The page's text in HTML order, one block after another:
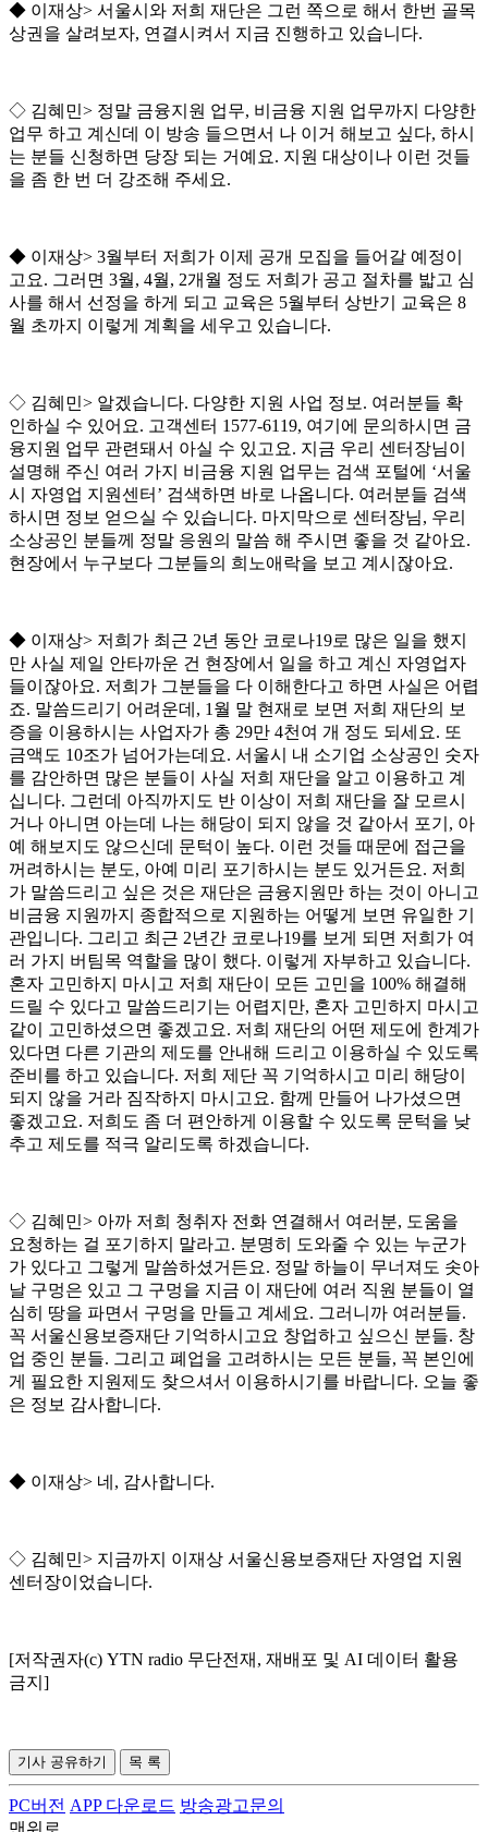
◆ 이재상> 서울시와 저희 재단은 그런 쪽으로 해서 한번 골목
상권을 살려보자, 연결시켜서 지금 진행하고 있습니다.
◇ 김혜민> 정말 금융지원 업무, 비금융 지원 업무까지 다양한
업무 하고 계신데 이 방송 들으면서 나 이거 해보고 싶다, 하시
는 분들 신청하면 당장 되는 거예요. 지원 대상이나 이런 것들
을 좀 한 번 더 강조해 주세요.
◆ 이재상> 3월부터 저희가 이제 공개 모집을 들어갈 예정이
고요. 그러면 3월, 4월, 2개월 정도 저희가 공고 절차를 밟고 심
사를 해서 선정을 하게 되고 교육은 5월부터 상반기 교육은 8
월 초까지 이렇게 계획을 세우고 있습니다.
◇ 김혜민> 알겠습니다. 다양한 지원 사업 정보 . 여러분들 확
인하실 수 있어요. 고객센터 1577-6119, 여기에 문의하시면 금
융지원 업무 관련돼서 아실 수 있고요. 지금 우리 센터장님이
설명해 주신 여러 가지 비금융 지원 업무는 검색 포털에 ‘서울
시 자영업 지원센터 ’ 검색하면 바로 나옵니다. 여러분들 검색
하시면 정보 얻으실 수 있습니다. 마지막으로 센터장님, 우리
소상공인 분들께 정말 응원의 말씀 해 주시면 좋을 것 같아요.
현장에서 누구보다 그분들의 희노애락을 보고 계시잖아요.
◆ 이재상> 저희가 최근 2년 동안 코로나19로 많은 일을 했지
만 사실 제일 안타까운 건 현장에서 일을 하고 계신 자영업자
들이잖아요. 저희가 그분들을 다 이해한다고 하면 사실은 어렵
죠. 말씀드리기 어려운데 , 1 월 말 현재로 보면 저희 재단의 보
증을 이용하시는 사업자가 총 29만 4천여 개 정도 되세요. 또
금액도 10조가 넘어가는데요. 서울시 내 소기업 소상공인 숫자
를 감안하면 많은 분들이 사실 저희 재단을 알고 이용하고 계
십니다. 그런데 아직까지도 반 이상이 저희 재단을 잘 모르시
거나 아니면 아는데 나는 해당이 되지 않을 것 같아서 포기 , 아
예 해보지도 않으신데 문턱이 높다. 이런 것들 때문에 접근을
꺼려하시는 분도, 아예 미리 포기하시는 분도 있거든요. 저희
가 말씀드리고 싶은 것은 재단은 금융지원만 하는 것이 아니고
비금융 지원까지 종합적으로 지원하는 어떻게 보면 유일한 기
관입니다. 그리고 최근 2년간 코로나19를 보게 되면 저희가 여
러 가지 버팀목 역할을 많이 했다. 이렇게 자부하고 있습니다.
혼자 고민하지 마시고 저희 재단이 모든 고민을 100% 해결해
드릴 수 있다고 말씀드리기는 어렵지만, 혼자 고민하지 마시고
같이 고민하셨으면 좋겠고요. 저희 재단의 어떤 제도에 한계가
있다면 다른 기관의 제도를 안내해 드리고 이용하실 수 있도록
준비를 하고 있습니다. 저희 제단 꼭 기억하시고 미리 해당이
되지 않을 거라 짐작하지 마시고요. 함께 만들어 나가셨으면
좋겠고요. 저희도 좀 더 편안하게 이용할 수 있도록 문턱을 낮
추고 제도를 적극 알리도록 하겠습니다.
◇ 김혜민> 아까 저희 청취자 전화 연결해서 여러분, 도움을
요청하는 걸 포기하지 말라고. 분명히 도와줄 수 있는 누군가
가 있다고 그렇게 말씀하셨거든요. 정말 하늘이 무너져도 솟아
날 구멍은 있고 그 구멍을 지금 이 재단에 여러 직원 분들이 열
심히 땅을 파면서 구멍을 만들고 계세요. 그러니까 여러분들.
꼭 서울신용보증재단 기억하시고요 창업하고 싶으신 분들. 창
업 중인 분들. 그리고 폐업을 고려하시는 모든 분들, 꼭 본인에
게 필요한 지원제도 찾으셔서 이용하시기를 바랍니다. 오늘 좋
은 정보 감사합니다.
◆ 이재상> 네 , 감사합니다.
◇ 김혜민> 지금까지 이재상 서울신용보증재단 자영업 지원
센터장이었습니다.
[저작권자(c) YTN radio 무단전재, 재배포 및 AI 데이터 활용
금지]
기사 공유하기 목 록
PC버전 APP 다운로드 방송광고문의